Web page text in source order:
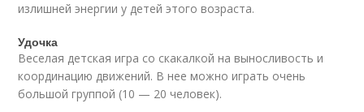
излишней энергии у детей этого возраста.
Удочка
Веселая детская игра со скакалкой на выносливость и
координацию движений. В нее можно играть очень
большой группой (10 — 20 человек).